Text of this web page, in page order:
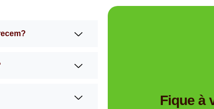
Fique à
Tem dúvidas se a